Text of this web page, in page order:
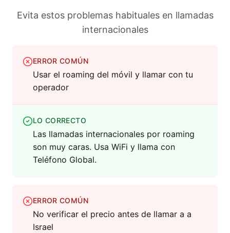
Evita estos problemas habituales en llamadas
internacionales
ERROR COMÚN
Usar el roaming del móvil y llamar con tu
operador
LO CORRECTO
Las llamadas internacionales por roaming
son muy caras. Usa WiFi y llama con
Teléfono Global.
ERROR COMÚN
No verificar el precio antes de llamar a a
Israel